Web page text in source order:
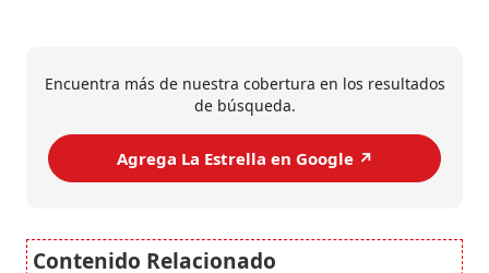
Encuentra más de nuestra cobertura en los resultados
de búsqueda.
Agrega La Estrella en Google ↗️